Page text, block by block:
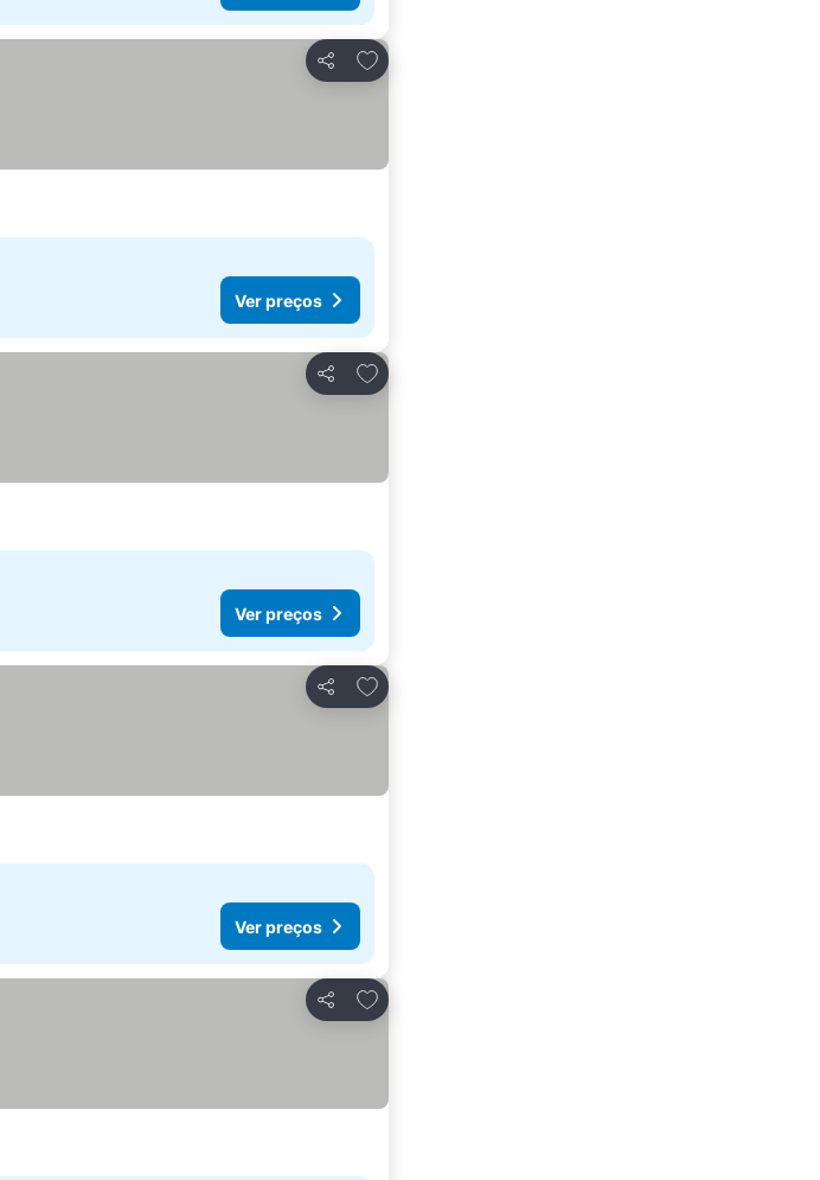
Partilhar
Adicionar aos favoritos
Ver preços
Partilhar
Adicionar aos favoritos
Ver preços
Partilhar
Adicionar aos favoritos
Ver preços
Partilhar
Adicionar aos favoritos